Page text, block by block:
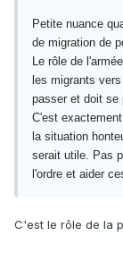
Petite nuance
de migration de
Le rôle de
les migrants
passer et doit se
C'est
la situation
serait utile. Pas
l'ordre et aider
C'est le rôle de la